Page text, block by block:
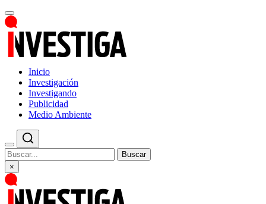
Inicio
Investigación
Investigando
Publicidad
Medio Ambiente
Buscar
×